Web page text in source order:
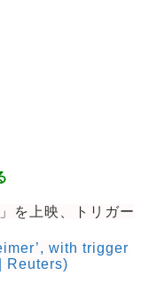
を上映、トリガー
with trigger
Reuters)